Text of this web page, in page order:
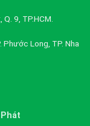
9, TP.HCM.
Phước Long, TP. Nha